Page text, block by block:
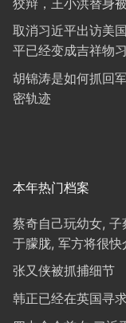
取消习近平出访美
平已经变成吉祥物
胡锦涛是如何抓回
密轨迹
本年热门档案
蔡奇自己玩幼女,
于朦胧, 军方将很快
张又侠被抓捕细节
韩正已经在英国寻